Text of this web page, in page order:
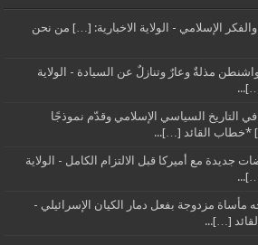
الإسلامي - الولاية الاخبارية: […] من نحن
مذلةٌ وعارٌ وتنازلٌ عن السيادة - الولاية
التاريخ السياسي الإسلامي وقدّم نموذجًا
[…] *خطاب القائد […]...
جديدة مع أميركا قبل الالتزام الكامل - الولاية
مأساة مزدوجة بفعل دمار الكيان الإسرائيلي -
[…]...